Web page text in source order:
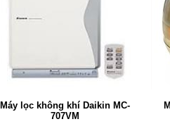
Máy lọc không khí Daikin MC-
707VM